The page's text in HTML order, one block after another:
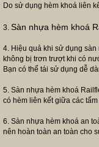
Do sử dụng hèm khoá liên
3. Sàn nhựa hèm khoá
4. Hiệu quả khi sử dụng
không bị trơn trượt khi có
Bạn có thể tái sử dụng dễ
5. Sàn nhựa hèm khoá
có hèm liên kết giữa các
6. Sàn nhựa hèm khoá an
nên hoàn toàn an toàn cho